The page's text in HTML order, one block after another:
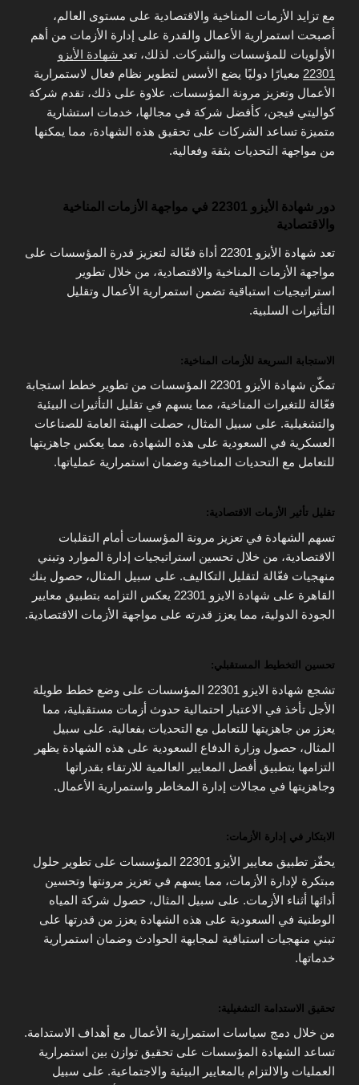
مع تزايد الأزمات المناخية والاقتصادية على مستوى العالم،
أصبحت استمرارية الأعمال والقدرة على إدارة الأزمات من أهم
الأولويات للمؤسسات والشركات. لذلك، تعد شهادة الأيزو
22301 معيارًا دوليًا يضع الأسس لتطوير نظام فعال لاستمرارية
الأعمال وتعزيز مرونة المؤسسات. علاوة على ذلك، تقدم شركة
كواليتي فيجن، كأفضل شركة في مجالها، خدمات استشارية
متميزة تساعد الشركات على تحقيق هذه الشهادة، مما يمكنها
من مواجهة التحديات بثقة وفعالية.
دور شهادة الأيزو 22301 في مواجهة الأزمات المناخية
والاقتصادية
تعد شهادة الأيزو 22301 أداة فعّالة لتعزيز قدرة المؤسسات على
مواجهة الأزمات المناخية والاقتصادية، من خلال تطوير
استراتيجيات استباقية تضمن استمرارية الأعمال وتقليل
التأثيرات السلبية.
الاستجابة السريعة للأزمات المناخية:
تمكّن شهادة الأيزو 22301 المؤسسات من تطوير خطط استجابة
فعّالة للتغيرات المناخية، مما يسهم في تقليل التأثيرات البيئية
والتشغيلية. على سبيل المثال، حصلت الهيئة العامة للصناعات
العسكرية في السعودية على هذه الشهادة، مما يعكس جاهزيتها
للتعامل مع التحديات المناخية وضمان استمرارية عملياتها.
تقليل تأثير الأزمات الاقتصادية:
تسهم الشهادة في تعزيز مرونة المؤسسات أمام التقلبات
الاقتصادية، من خلال تحسين استراتيجيات إدارة الموارد وتبني
منهجيات فعّالة لتقليل التكاليف. على سبيل المثال، حصول بنك
القاهرة على شهادة الايزو 22301 يعكس التزامه بتطبيق معايير
الجودة الدولية، مما يعزز قدرته على مواجهة الأزمات الاقتصادية.
تحسين التخطيط المستقبلي:
تشجع شهادة الايزو 22301 المؤسسات على وضع خطط طويلة
الأجل تأخذ في الاعتبار احتمالية حدوث أزمات مستقبلية، مما
يعزز من جاهزيتها للتعامل مع التحديات بفعالية. على سبيل
المثال، حصول وزارة الدفاع السعودية على هذه الشهادة يظهر
التزامها بتطبيق أفضل المعايير العالمية للارتقاء بقدراتها
وجاهزيتها في مجالات إدارة المخاطر واستمرارية الأعمال.
الابتكار في إدارة الأزمات:
يحفّز تطبيق معايير الأيزو 22301 المؤسسات على تطوير حلول
مبتكرة لإدارة الأزمات، مما يسهم في تعزيز مرونتها وتحسين
أدائها أثناء الأزمات. على سبيل المثال، حصول شركة المياه
الوطنية في السعودية على هذه الشهادة يعزز من قدرتها على
تبني منهجيات استباقية لمجابهة الحوادث وضمان استمرارية
خدماتها.
تحقيق الاستدامة التشغيلية:
من خلال دمج سياسات استمرارية الأعمال مع أهداف الاستدامة.
تساعد الشهادة المؤسسات على تحقيق توازن بين استمرارية
العمليات والالتزام بالمعايير البيئية والاجتماعية. على سبيل